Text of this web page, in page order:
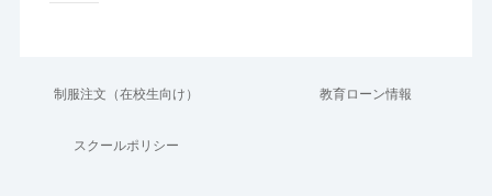
制服注文（在校生向け） 教育ローン情報
スクールポリシー